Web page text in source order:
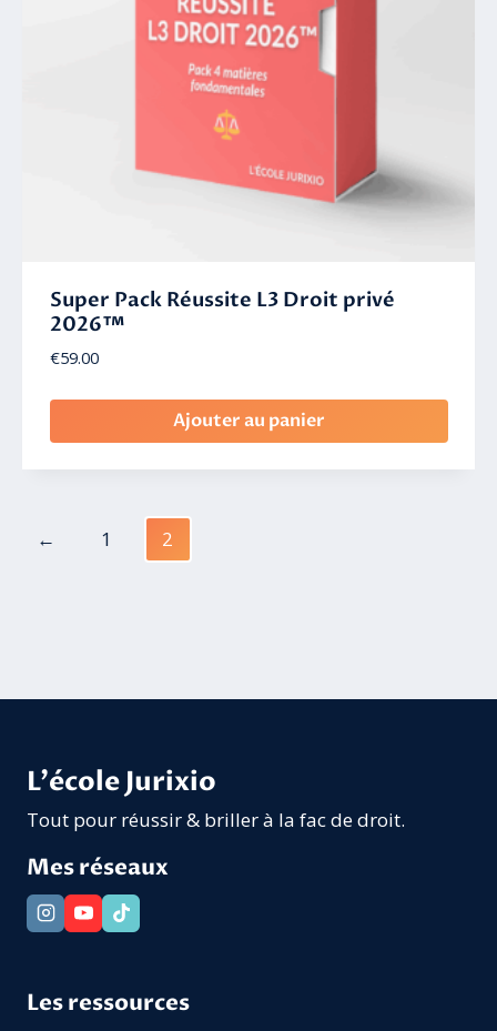
Super Pack Réussite L3 Droit privé
2026™
€59.00
Ajouter au panier
← 1 2
L'école Jurixio
Tout pour réussir & briller à la fac de droit.
Mes réseaux
Les ressources